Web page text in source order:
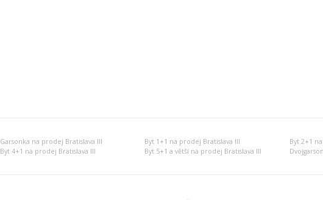
Garsonka na prodej Bratislava III Byt 1+1 na prodej Bratislava III Byt 2+1
Byt 4+1 na prodej Bratislava III
Byt 5+1 a větší na prodej Bratislava III